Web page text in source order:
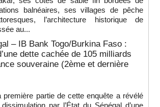
balnéaires, ses villages de pêche
l’architecture historique de
au...
– IB Bank Togo/Burkina Faso :
dette cachée de 105 milliards
souveraine (2ème et dernière
première partie de cette enquête a révélé
par l’État du Sénégal d’une